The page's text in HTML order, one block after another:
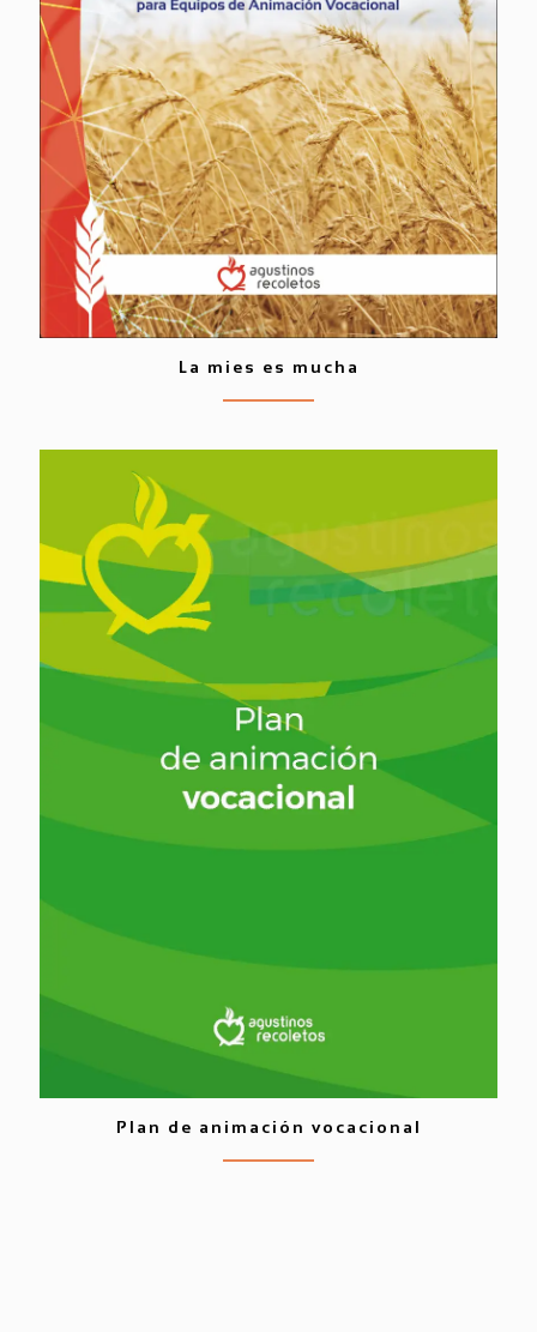
La mies es mucha
Plan de animación vocacional